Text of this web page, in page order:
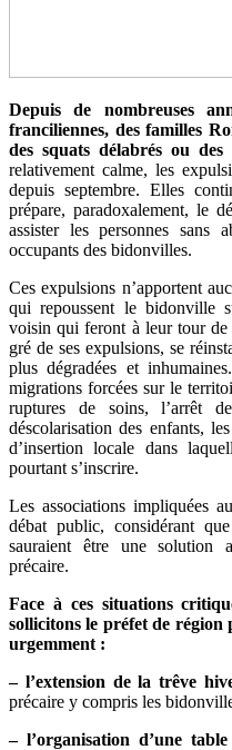
Depuis de nombreuses
franciliennes, des familles
des squats délabrés ou des
relativement calme, les
depuis septembre. Elles
prépare, paradoxalement, le
assister les personnes sans
occupants des bidonvilles.
Ces expulsions n’apportent
qui repoussent le bidonville
voisin qui feront à leur tour
gré de ses expulsions, se
plus dégradées et
migrations forcées sur le
ruptures de soins, l’arrêt
déscolarisation des enfants,
d’insertion locale dans
pourtant s’inscrire.
Les associations impliquées
débat public, considérant
sauraient être une solution
précaire.
Face à ces situations
sollicitons le préfet de région
urgemment :
– l’extension de la trêve
précaire y compris les
– l’organisation d’une